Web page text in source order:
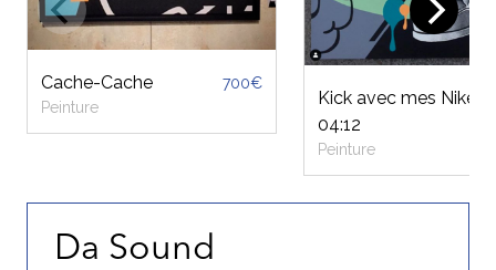
Cache-Cache
Peinture
700€
Kick avec mes Nike
04:12
Peinture
Da Sound